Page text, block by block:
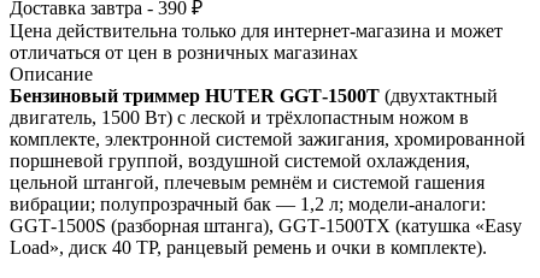
Доставка завтра - 390 ₽
Цена действительна только для интернет-магазина и может
отличаться от цен в розничных магазинах
Описание
Бензиновый триммер HUTER GGT‑1500T (двухтактный
двигатель, 1500 Вт) с леской и трёхлопастным ножом в
комплекте, электронной системой зажигания, хромированной
поршневой группой, воздушной системой охлаждения,
цельной штангой, плечевым ремнём и системой гашения
вибрации; полупрозрачный бак — 1,2 л; модели‑аналоги:
GGT‑1500S (разборная штанга), GGT‑1500TX (катушка «Easy
Load», диск 40 ТР, ранцевый ремень и очки в комплекте).